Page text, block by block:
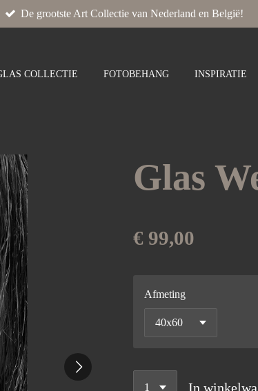
De grootste Art Collectie van Nederland en België!
COLLECTIE FOTOBEHANG INSPIRATIE
Glas
€ 99,00
Afmeting
In